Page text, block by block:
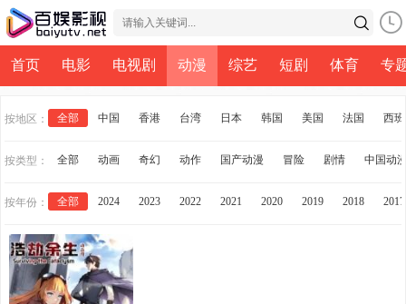
首页 电影 电视剧 动漫 综艺 短剧 体育 专
按地区： 全部 中国 香港 台湾 日本 韩国 美国 法国 西
按类型： 全部 动画 奇幻 动作 国产动漫 冒险 剧情 中国动
按年份： 全部 2024 2023 2022 2021 2020 2019 2018 2017